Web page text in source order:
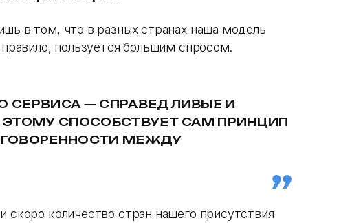
в том, что в разных странах наша модель
пользуется большим спросом.
СЕРВИСА — СПРАВЕДЛИВЫЕ И
СПОСОБСТВУЕТ САМ ПРИНЦИП
МЕЖДУ
скоро количество стран нашего присутствия